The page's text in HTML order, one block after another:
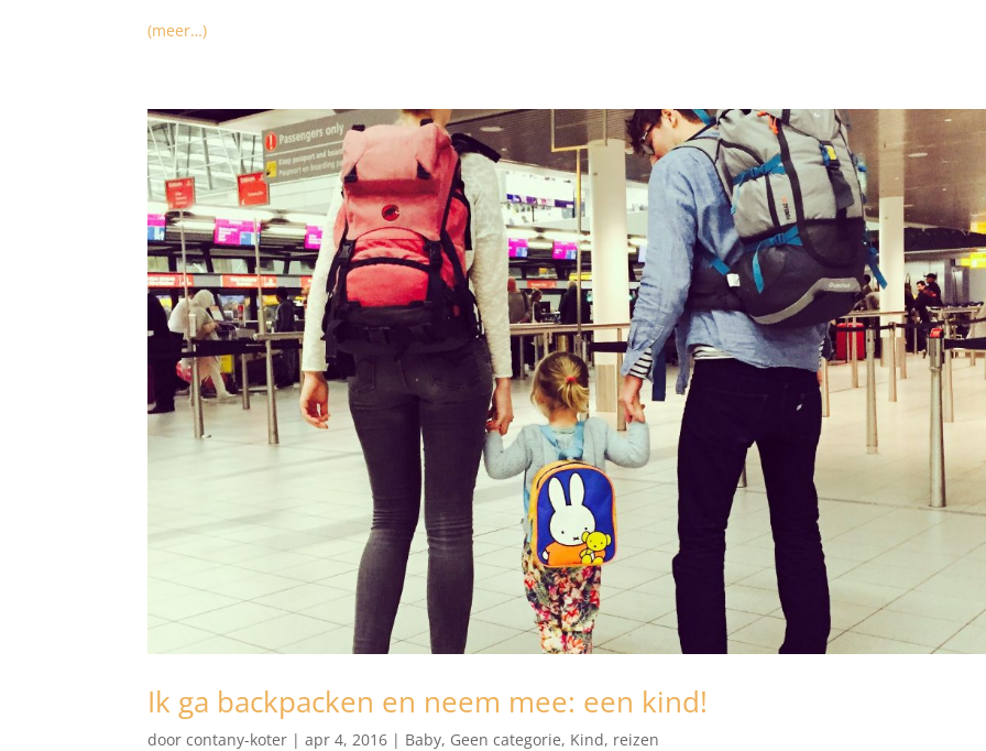
(meer…)
Ik ga backpacken en neem mee: een kind!
doorcontany-koter |apr 4, 2016 | Baby, Geen categorie, Kind, reizen